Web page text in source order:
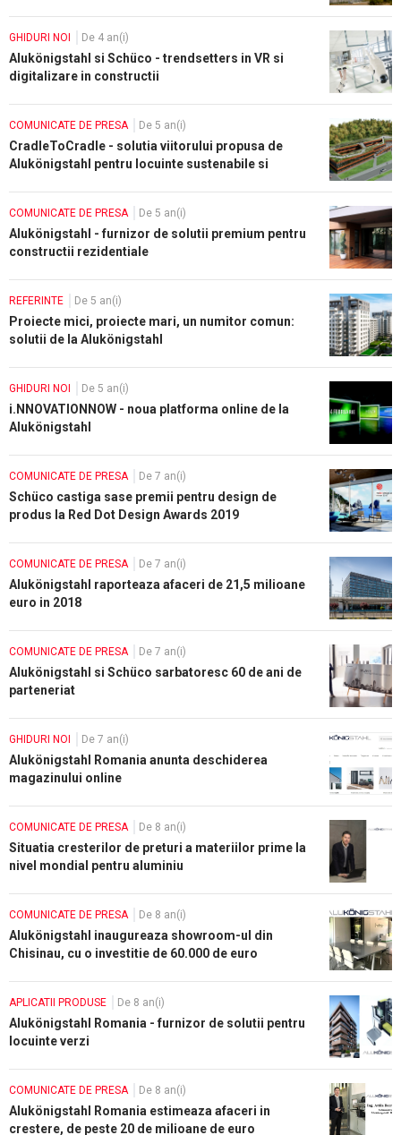
GHIDURI NOI De 4 an(i)
Alukönigstahl si Schüco - trendsetters in VR si
digitalizare in constructii
COMUNICATE DE PRESA De 5 an(i)
CradleToCradle - solutia viitorului propusa de
Alukönigstahl pentru locuinte sustenabile si
COMUNICATE DE PRESA De 5 an(i)
Alukönigstahl - furnizor de solutii premium pentru
constructii rezidentiale
REFERINTE De 5 an(i)
Proiecte mici, proiecte mari, un numitor comun:
solutii de la Alukönigstahl
GHIDURI NOI De 5 an(i)
i.NNOVATIONNOW - noua platforma online de la
Alukönigstahl
COMUNICATE DE PRESA De 7 an(i)
Schüco castiga sase premii pentru design de
produs la Red Dot Design Awards 2019
COMUNICATE DE PRESA De 7 an(i)
Alukönigstahl raporteaza afaceri de 21,5 milioane
euro in 2018
COMUNICATE DE PRESA De 7 an(i)
Alukönigstahl si Schüco sarbatoresc 60 de ani de
parteneriat
GHIDURI NOI De 7 an(i)
Alukönigstahl Romania anunta deschiderea
magazinului online
COMUNICATE DE PRESA De 8 an(i)
Situatia cresterilor de preturi a materiilor prime la
nivel mondial pentru aluminiu
COMUNICATE DE PRESA De 8 an(i)
Alukönigstahl inaugureaza showroom-ul din
Chisinau, cu o investitie de 60.000 de euro
APLICATII PRODUSE De 8 an(i)
Alukönigstahl Romania - furnizor de solutii pentru
locuinte verzi
COMUNICATE DE PRESA De 8 an(i)
Alukönigstahl Romania estimeaza afaceri in
crestere, de peste 20 de milioane de euro